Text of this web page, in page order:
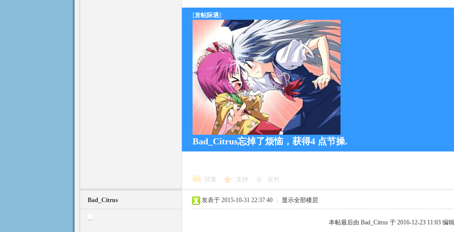
[发帖际遇]:
Bad_Citrus忘掉了烦恼，获得4 点节操.
回复 支持 反对
Bad_Citrus 发表于 2015-10-31 22:37:40 显示全部楼层
本帖最后由 Bad_Citrus 于 2016-12-23 11:03 编辑